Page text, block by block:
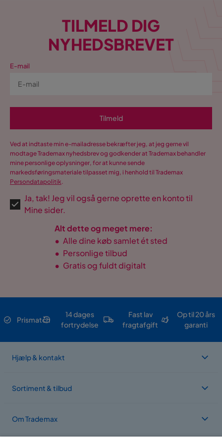
TILMELD DIG
NYHEDSBREVET
E-mail
Tilmeld
Ved at indtaste min e-mailadresse bekræfter jeg, at jeg gerne vil
modtage Trademax nyhedsbrev og godkender at Trademax behandler
mine personlige oplysninger, for at kunne sende
markedsføringsmateriale tilpasset mig, i henhold til Trademax
Persondatapolitik.
Ja, tak! Jeg vil også gerne oprette en konto til
Mine sider.
Alt dette og meget mere:
• Alle dine køb samlet ét sted
• Personlige tilbud
• Gratis og fuldt digitalt
Prismatch
14 dages
fortrydelse
Fast lav
fragtafgift
Op til 20 års
garanti
Hjælp & kontakt
Sortiment & tilbud
Om Trademax